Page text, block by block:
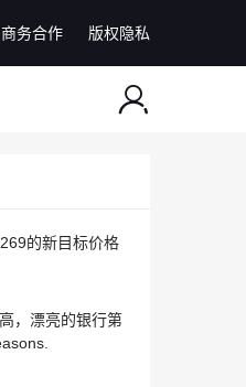
商务合作 版权隐私
的新目标价格
，漂亮的银行第